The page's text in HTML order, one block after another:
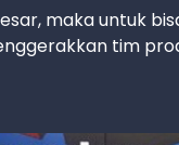
maka untuk
tim